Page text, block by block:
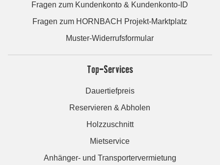
Fragen zum Kundenkonto & Kundenkonto-ID
Fragen zum HORNBACH Projekt-Marktplatz
Muster-Widerrufsformular
Top-Services
Dauertiefpreis
Reservieren & Abholen
Holzzuschnitt
Mietservice
Anhänger- und Transportervermietung